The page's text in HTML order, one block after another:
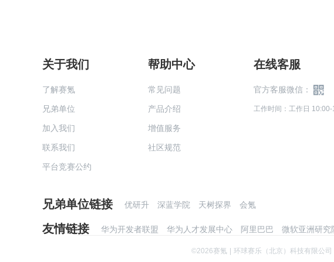
关于我们
了解赛氪
兄弟单位
加入我们
联系我们
平台竞赛公约
帮助中心
常见问题
产品介绍
增值服务
社区规范
在线客服
官方客服微信：
工作时间：工作日 10:00-
兄弟单位链接 优研升 深蓝学院 天树探界 会氪
友情链接 华为开发者联盟 华为人才发展中心 阿里巴巴 微软亚洲研究
©2026赛氪 环球赛乐（北京）科技有限公司